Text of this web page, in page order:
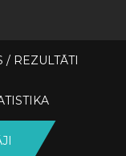
/ REZULTĀTI